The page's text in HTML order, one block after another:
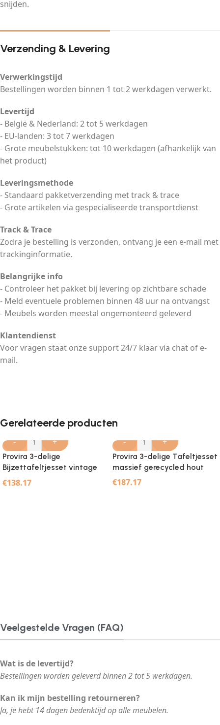
snijden.
Verzending & Levering
Verwerkingstijd
Bestellingen worden binnen 1 tot 2 werkdagen verwerkt.
Levertijd
- België & Nederland: 2 tot 5 werkdagen
- EU-landen: 3 tot 7 werkdagen
- Grote meubelstukken: tot 10 werkdagen (afhankelijk van
het product)
Leveringsmethode
- Standaard pakketverzending met track & trace
- Grote artikelen via gespecialiseerde transportdienst
Track & Trace
Zodra je bestelling is verzonden, ontvang je een e-mail met
trackinginformatie.
Belangrijke info
- Controleer het pakket bij levering op zichtbare schade
- Meld eventuele problemen binnen 48 uur na ontvangst
- Meubels worden meestal ongemonteerd geleverd
Klantendienst
Voor vragen staat onze support 24/7 klaar via chat of e-
mail.
Gerelateerde producten
- +
Provira 3-delige
Bijzettafeltjesset vintage
stijl gerecycled hout
€138.17
- +
Provira 3-delige Tafeltjesset
massief gerecycled hout
€187.17
Veelgestelde Vragen (FAQ)
Wat is de levertijd?
Bestellingen worden geleverd binnen 2 tot 5 werkdagen.
Kan ik mijn bestelling retourneren?
Ja, je hebt 14 dagen bedenktijd op alle meubelen.